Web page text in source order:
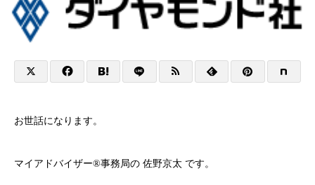
お世話になります。
マイアドバイザー®事務局の 佐野京太 です。